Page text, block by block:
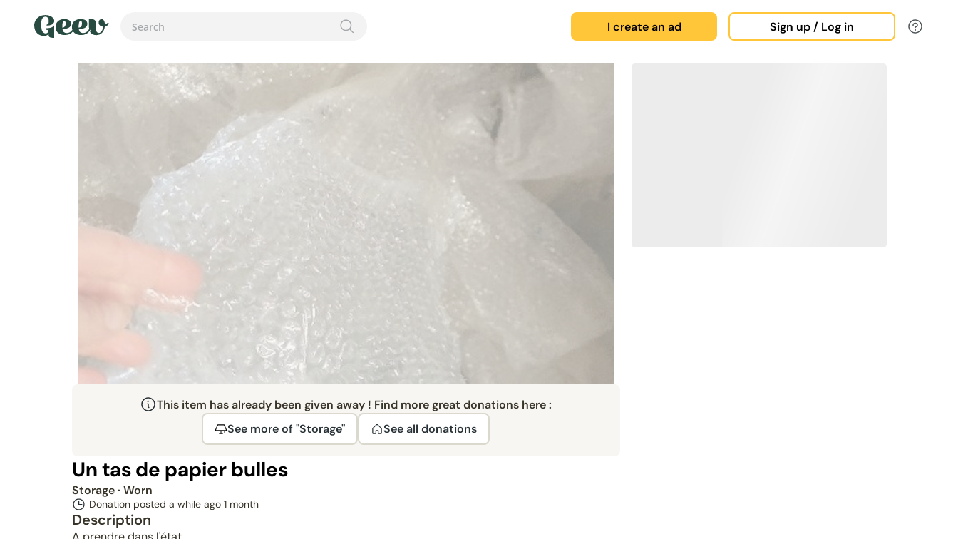
I create an ad Sign up / Log in
This item has already been given away ! Find more great donations here :
See more of "Storage"
See all donations
Un tas de papier bulles
Storage· Worn
Donation posted a while ago 1 month
Description